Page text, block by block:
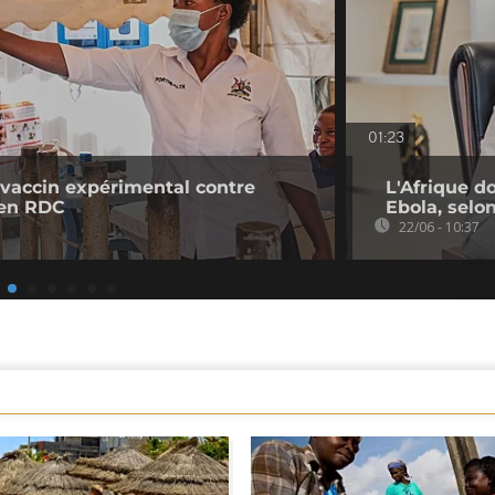
expérimental contre
RDC
01:23
L'Afrique
Ebola,
22/06 - 10:37